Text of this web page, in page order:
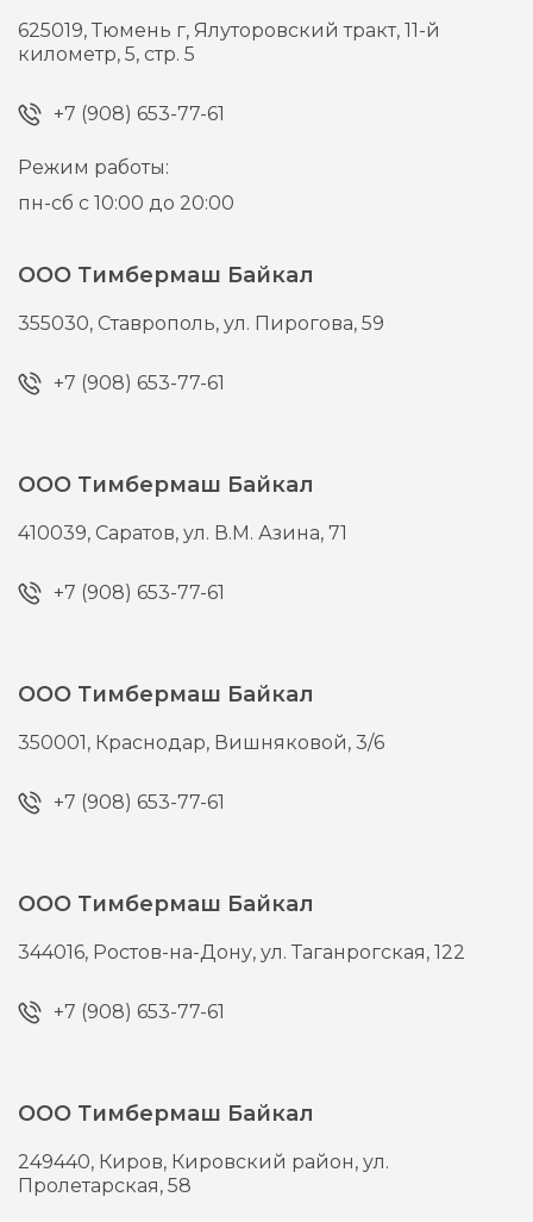
625019,Тюмень г, Ялуторовский тракт, 11-й
километр, 5, стр. 5
+7 (908) 653-77-61
Режим работы:
пн-сб с 10:00 до 20:00
ООО Тимбермаш Байкал
355030, Ставрополь,ул. Пирогова, 59
+7 (908) 653-77-61
ООО Тимбермаш Байкал
410039, Саратов,ул. В.М. Азина, 71
+7 (908) 653-77-61
ООО Тимбермаш Байкал
350001, Краснодар, Вишняковой, 3/6
+7 (908) 653-77-61
ООО Тимбермаш Байкал
344016, Ростов-на-Дону,ул. Таганрогская, 122
+7 (908) 653-77-61
ООО Тимбермаш Байкал
249440, Киров, Кировский район, ул.
Пролетарская, 58